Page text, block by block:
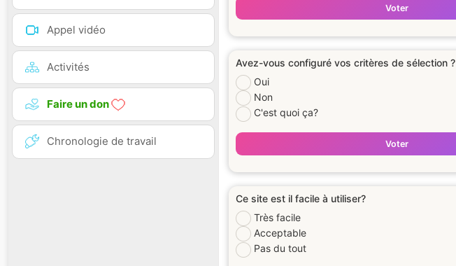
Appel vidéo
Activités
Faire un don
Chronologie de travail
Voter
Avez-vous configuré vos critères de sélection ?
Oui
Non
C'est quoi ça?
Voter
Ce site est il facile à utiliser?
Très facile
Acceptable
Pas du tout